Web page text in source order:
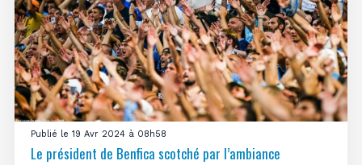
Publié le 19 Avr 2024 à 08h58
Le président de Benfica scotché par l’ambiance